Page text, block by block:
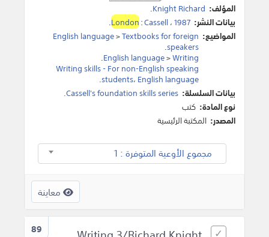
المؤلف: Knight Richard
.
بيانات النشر:
London:Cassell،1987
.
المواضيع:
English language>Textbooks for foreign
speakers
.
English language>Writing
.
Writing skills - For non-English speaking
students، English language
.
بيانات السلسلة: Cassell's foundation skills series.
نوع المادة: كتب
المصدر: المكتبة الرئيسية
مجموع الأوعية المتوفرة : 1
معاينة
89